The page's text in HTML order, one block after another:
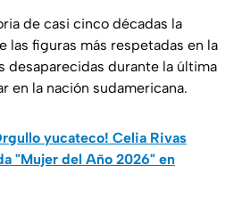
de casi cinco décadas la
las figuras más respetadas en la
desaparecidas durante la última
la nación sudamericana.
yucateco! Celia Rivas
"Mujer del Año 2026" en